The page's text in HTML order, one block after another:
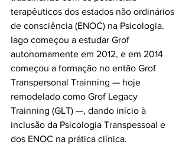
terapêuticos dos estados não ordinários
de consciência (ENOC) na Psicologia.
Iago começou a estudar Grof
autonomamente em 2012, e em 2014
começou a formação no então Grof
Transpersonal Trainning — hoje
remodelado como Grof Legacy
Trainning (GLT) —, dando início à
inclusão da Psicologia Transpessoal e
dos ENOC na prática clínica.